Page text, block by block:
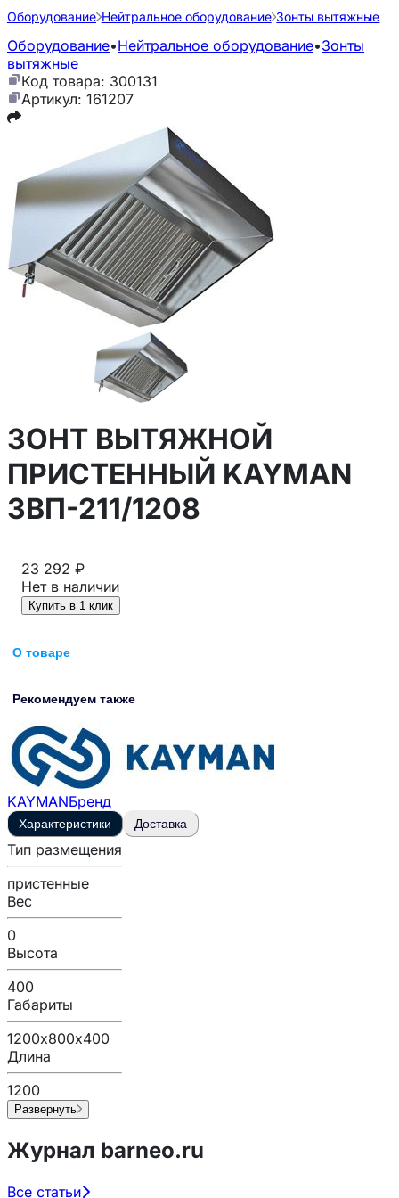
Оборудование Нейтральное оборудование Зонты вытяжные
Оборудование•Нейтральное оборудование•Зонты
вытяжные
Код товара: 300131
Артикул: 161207
ЗОНТ ВЫТЯЖНОЙ
ПРИСТЕННЫЙ KAYMAN
ЗВП-211/1208
23 292 ₽
Нет в наличии
Купить в 1 клик
О товаре
Рекомендуем также
KAYMANБренд
Характеристики Доставка
Тип размещения
пристенные
Вес
0
Высота
400
Габариты
1200х800х400
Длина
1200
Развернуть
Журнал barneo.ru
Все статьи